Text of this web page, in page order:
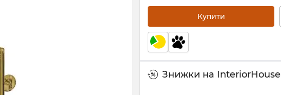
Купити
Знижки на InteriorHouse